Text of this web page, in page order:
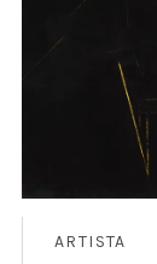
ARTISTA